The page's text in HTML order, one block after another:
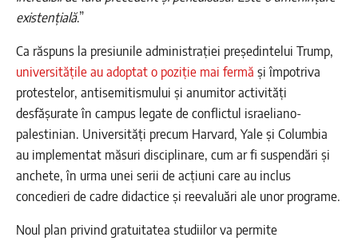
existențială.”
Ca răspuns la presiunile administrației președintelui Trump,
universitățile au adoptat o poziție mai fermă și împotriva
protestelor, antisemitismului și anumitor activități
desfășurate în campus legate de conflictul israeliano-
palestinian. Universități precum Harvard, Yale și Columbia
au implementat măsuri disciplinare, cum ar fi suspendări și
anchete, în urma unei serii de acțiuni care au inclus
concedieri de cadre didactice și reevaluări ale unor programe.
Noul plan privind gratuitatea studiilor va permite